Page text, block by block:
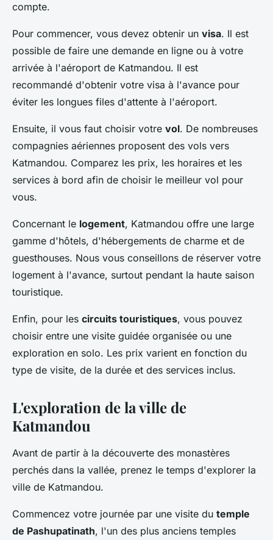
compte.
Pour commencer, vous devez obtenir un visa. Il est
possible de faire une demande en ligne ou à votre
arrivée à l'aéroport de Katmandou. Il est
recommandé d'obtenir votre visa à l'avance pour
éviter les longues files d'attente à l'aéroport.
Ensuite, il vous faut choisir votre vol. De nombreuses
compagnies aériennes proposent des vols vers
Katmandou. Comparez les prix, les horaires et les
services à bord afin de choisir le meilleur vol pour
vous.
Concernant le logement, Katmandou offre une large
gamme d'hôtels, d'hébergements de charme et de
guesthouses. Nous vous conseillons de réserver votre
logement à l'avance, surtout pendant la haute saison
touristique.
Enfin, pour les circuits touristiques, vous pouvez
choisir entre une visite guidée organisée ou une
exploration en solo. Les prix varient en fonction du
type de visite, de la durée et des services inclus.
L'exploration de la ville de
Katmandou
Avant de partir à la découverte des monastères
perchés dans la vallée, prenez le temps d'explorer la
ville de Katmandou.
Commencez votre journée par une visite du temple
de Pashupatinath, l'un des plus anciens temples